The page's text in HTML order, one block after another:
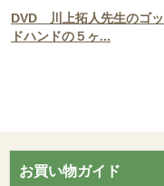
DVD 川上拓人先生のゴッ
ドハンドの５ヶ...
お買い物ガイド